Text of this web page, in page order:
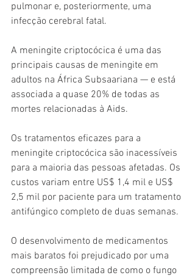
pulmonar e, posteriormente, uma
infecção cerebral fatal.
A meningite criptocócica é uma das
principais causas de meningite em
adultos na África Subsaariana — e está
associada a quase 20% de todas as
mortes relacionadas à Aids.
Os tratamentos eficazes para a
meningite criptocócica são inacessíveis
para a maioria das pessoas afetadas. Os
custos variam entre US$ 1,4 mil e US$
2,5 mil por paciente para um tratamento
antifúngico completo de duas semanas.
O desenvolvimento de medicamentos
mais baratos foi prejudicado por uma
compreensão limitada de como o fungo